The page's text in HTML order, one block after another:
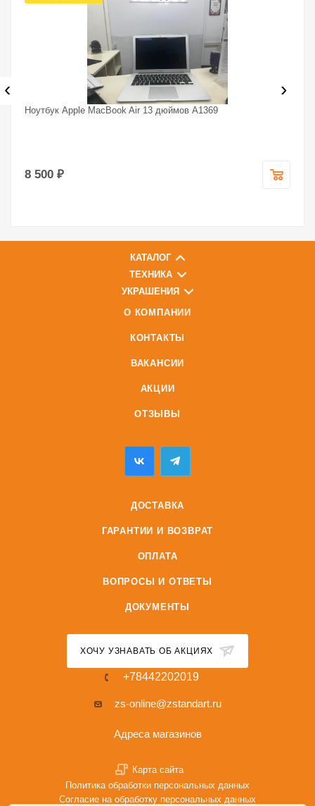
Ноутбук Apple MacBook Air 13 дюймов A1369
8 500 ₽
‹ ›
КАТАЛОГ
ТЕХНИКА
УКРАШЕНИЯ
О КОМПАНИИ
КОНТАКТЫ
ВАКАНСИИ
АКЦИИ
ОТЗЫВЫ
ДОСТАВКА
ГАРАНТИИ И ВОЗВРАТ
ОПЛАТА
ВОПРОСЫ И ОТВЕТЫ
ДОКУМЕНТЫ
ХОЧУ УЗНАВАТЬ ОБ АКЦИЯХ
+78442202019
zs-online@zstandart.ru
Адреса магазинов
Карта сайта
Политика обработки персональных данных
Согласие на обработку персональных данных